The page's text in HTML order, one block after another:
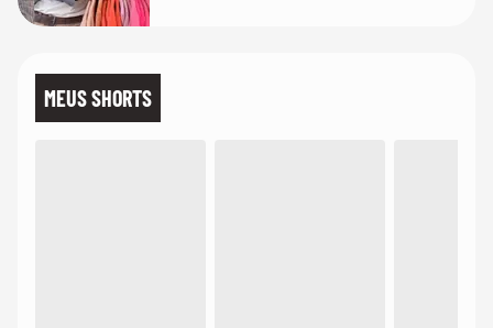
MEUS SHORTS